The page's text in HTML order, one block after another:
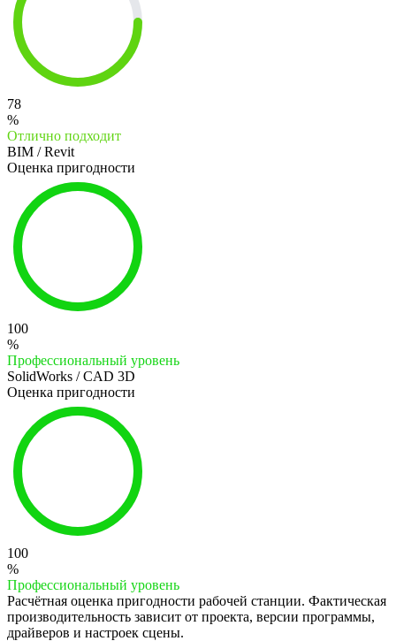
78
%
Отлично подходит
BIM / Revit
Оценка пригодности
100
%
Профессиональный уровень
SolidWorks / CAD 3D
Оценка пригодности
100
%
Профессиональный уровень
Расчётная оценка пригодности рабочей станции. Фактическая
производительность зависит от проекта, версии программы,
драйверов и настроек сцены.